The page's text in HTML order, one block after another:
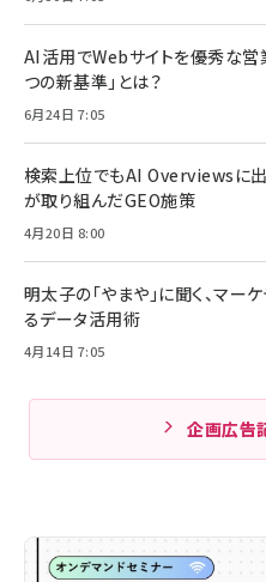
AI活用でWebサイトを優秀な営
つの新基準」とは？
6月24日 7:05
検索上位でもAI Overviewsに
が取り組んだGEO施策
4月20日 8:00
明太子の「やまや」に聞く、マー
るデータ活用術
4月14日 7:05
企画広告